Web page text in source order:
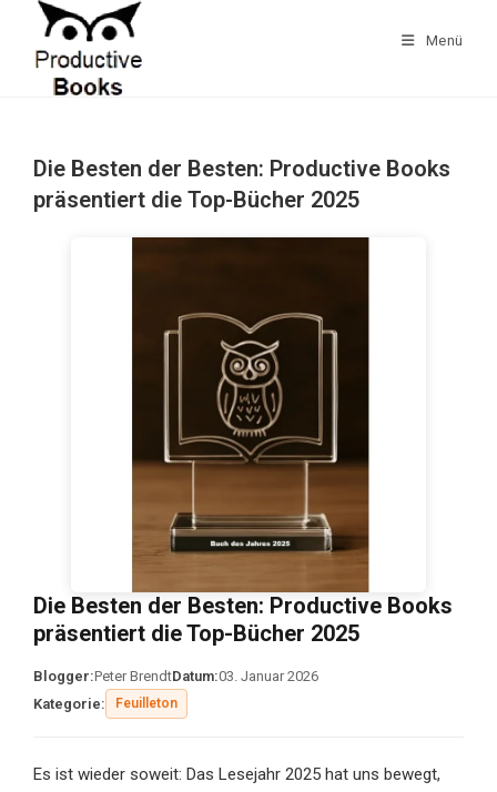
springen
Menü
Die Besten der Besten: Productive Books
präsentiert die Top-Bücher 2025
Die Besten der Besten: Productive Books
präsentiert die Top-Bücher 2025
Blogger:Peter BrendtDatum:03. Januar 2026
Kategorie:
Feuilleton
Es ist wieder soweit: Das Lesejahr 2025 hat uns bewegt,